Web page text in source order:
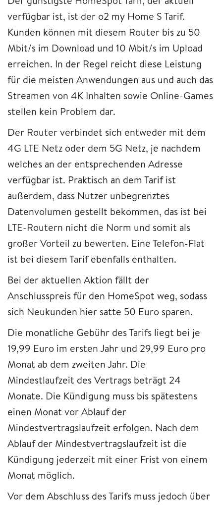
verfügbar ist, ist der o2 my Home S Tarif.
Kunden können mit diesem Router bis zu 50
Mbit/s im Download und 10 Mbit/s im Upload
erreichen. In der Regel reicht diese Leistung
für die meisten Anwendungen aus und auch das
Streamen von 4K Inhalten sowie Online-Games
stellen kein Problem dar.
Der Router verbindet sich entweder mit dem
4G LTE Netz oder dem 5G Netz, je nachdem
welches an der entsprechenden Adresse
verfügbar ist. Praktisch an dem Tarif ist
außerdem, dass Nutzer unbegrenztes
Datenvolumen gestellt bekommen, das ist bei
LTE-Routern nicht die Norm und somit als
großer Vorteil zu bewerten. Eine Telefon-Flat
ist bei diesem Tarif ebenfalls enthalten.
Bei der aktuellen Aktion fällt der
Anschlusspreis für den HomeSpot weg, sodass
sich Neukunden hier satte 50 Euro sparen.
Die monatliche Gebühr des Tarifs liegt bei je
19,99 Euro im ersten Jahr und 29,99 Euro pro
Monat ab dem zweiten Jahr. Die
Mindestlaufzeit des Vertrags beträgt 24
Monate. Die Kündigung muss bis spätestens
einen Monat vor Ablauf der
Mindestvertragslaufzeit erfolgen. Nach dem
Ablauf der Mindestvertragslaufzeit ist die
Kündigung jederzeit mit einer Frist von einem
Monat möglich.
Vor dem Abschluss des Tarifs muss jedoch über